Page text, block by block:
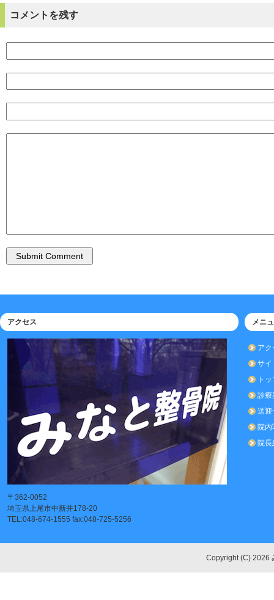
コメントを残す
アクセス
〒362-0052
埼玉県上尾市中新井178-20
TEL:048-674-1555 fax:048-725-5256
メニ
アク
サイ
ト
診療
送迎
院内
院長
Copyright (C) 2026